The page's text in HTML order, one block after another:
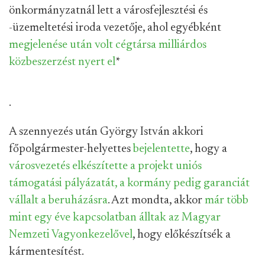
önkormányzatnál lett a városfejlesztési és
-üzemeltetési iroda vezetője, ahol egyébként
megjelenése után volt cégtársa milliárdos
közbeszerzést nyert el*
.
A szennyezés után György István akkori
főpolgármester-helyettes bejelentette, hogy a
városvezetés elkészítette a projekt uniós
támogatási pályázatát, a kormány pedig garanciát
vállalt a beruházásra. Azt mondta, akkor már több
mint egy éve kapcsolatban álltak az Magyar
Nemzeti Vagyonkezelővel, hogy előkészítsék a
kármentesítést.